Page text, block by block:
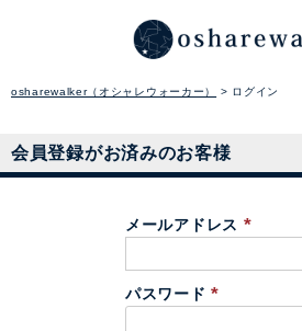
osharewalker（オシャレウォーカー） ログイン
会員登録がお済みのお客様
メールアドレス
必
パスワード